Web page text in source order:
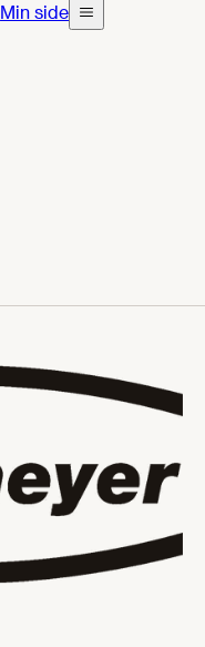
Min side